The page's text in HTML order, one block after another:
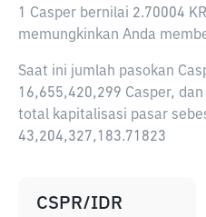
1 Casper bernilai 2.70004
memungkinkan Anda
Saat ini jumlah pasokan
16,655,420,299 Casper,
total kapitalisasi pasar
43,204,327,183.71823
CSPR/IDR